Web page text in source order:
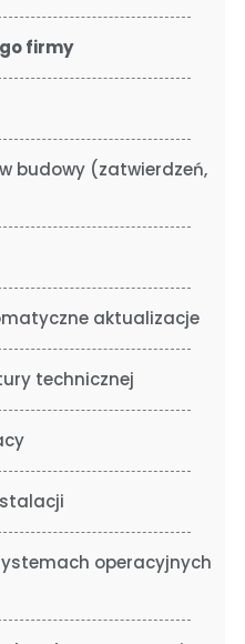
firmy
budowy (zatwierdzeń,
aktualizacje
technicznej
operacyjnych